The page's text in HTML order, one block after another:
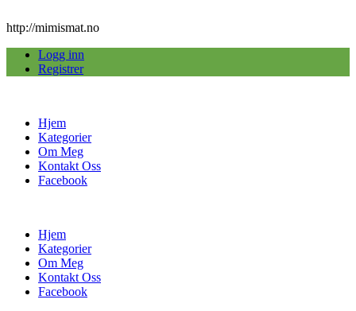
http://mimismat.no
Logg inn
Registrer
Hjem
Kategorier
Om Meg
Kontakt Oss
Facebook
Hjem
Kategorier
Om Meg
Kontakt Oss
Facebook